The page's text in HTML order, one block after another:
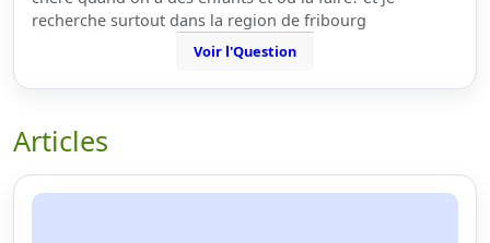
recherche surtout dans la region de fribourg
Voir l'Question
Articles